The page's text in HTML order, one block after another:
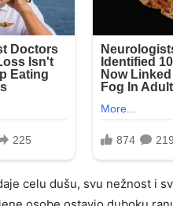
celu dušu, svu nežnost i